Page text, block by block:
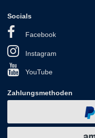
Socials
Facebook
Instagram
YouTube
Zahlungsmethoden